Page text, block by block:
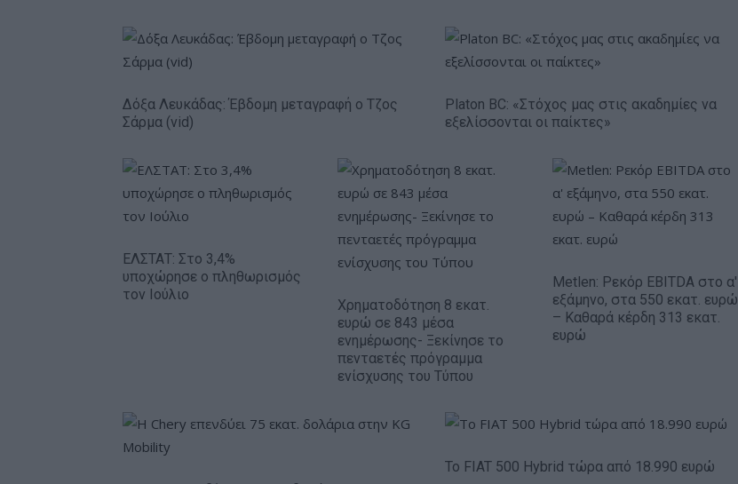
Δόξα Λευκάδας: Έβδομη μεταγραφή ο Τζος
Σάρμα (vid)
Platon BC: «Στόχος μας στις ακαδημίες να
εξελίσσονται οι παίκτες»
ΕΛΣΤΑΤ: Στο 3,4%
υποχώρησε ο πληθωρισμός
τον Ιούλιο
Χρηματοδότηση 8 εκατ.
ευρώ σε 843 μέσα
ενημέρωσης- Ξεκίνησε το
πενταετές πρόγραμμα
ενίσχυσης του Τύπου
Metlen: Ρεκόρ EBITDA στο α'
εξάμηνο, στα 550 εκατ. ευρώ
– Καθαρά κέρδη 313 εκατ.
ευρώ
Το FIAT 500 Hybrid τώρα από 18.990 ευρώ